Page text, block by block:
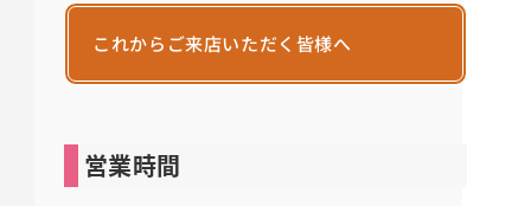
これからご来店いただく皆様へ
営業時間